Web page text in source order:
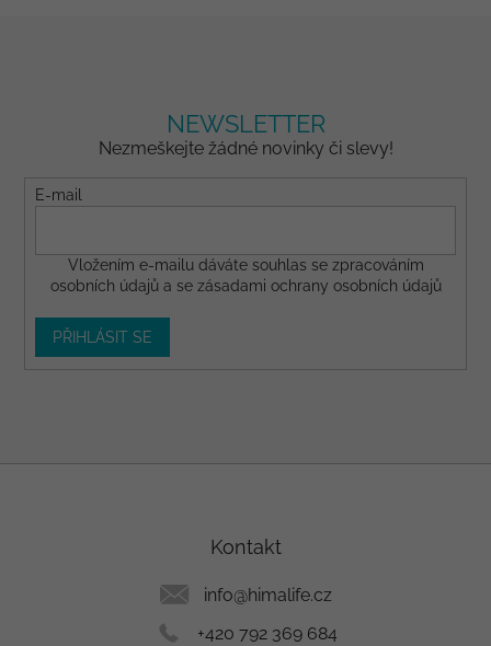
NEWSLETTER
Nezmeškejte žádné novinky či slevy!
E-mail
Vložením e-mailu dáváte souhlas se zpracováním
osobních údajů a se zásadami ochrany osobních údajů
PŘIHLÁSIT SE
Kontakt
info@himalife.cz
+420 792 369 684